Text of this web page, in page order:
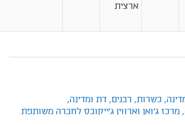
ארצית
כשרות, רבנים, דת ומדינה,
מרכז ג'ואן וארווין ג'ייקובס לחברה משותפת